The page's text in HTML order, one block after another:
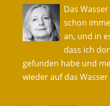
Das
schon
an, und in
dass ich
gefunden habe und
wieder auf das